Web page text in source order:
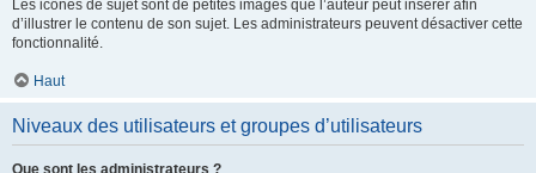
Les icônes de sujet sont de petites images que l’auteur peut insérer afin
d’illustrer le contenu de son sujet. Les administrateurs peuvent désactiver cette
fonctionnalité.
Haut
Niveaux des utilisateurs et groupes d’utilisateurs
Que sont les administrateurs ?